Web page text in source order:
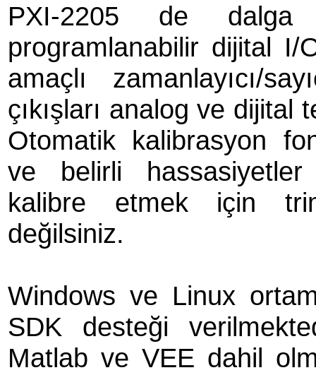
PXI-2205 de
programlanabilir dijital
amaçlı zamanlayıcı/
çıkışları analog ve dijital
Otomatik kalibrasyon
ve belirli
kalibre etmek için
değilsiniz.
Windows ve Linux
SDK desteği
Matlab ve VEE dahil